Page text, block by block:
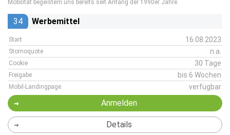
Mobilität begeistern uns bereits seit Anfang der 1990er Jahre.
34 Werbemittel
Start 16.08.2023
Stornoquote n.a.
Cookie 30 Tage
Freigabe bis 6 Wochen
Mobil-Landingpage verfügbar
Anmelden
Details